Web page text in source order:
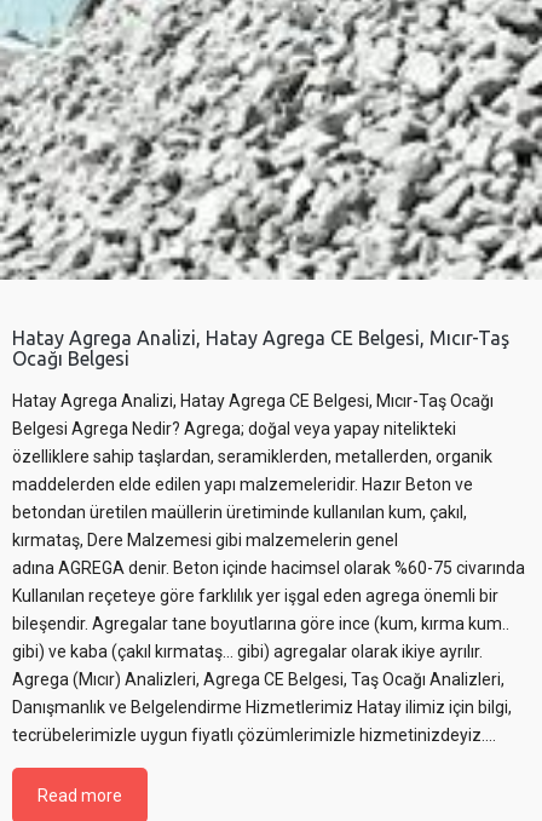
Hatay Agrega Analizi, Hatay Agrega CE Belgesi, Mıcır-Taş
Ocağı Belgesi
Hatay Agrega Analizi, Hatay Agrega CE Belgesi, Mıcır-Taş Ocağı
Belgesi Agrega Nedir? Agrega; doğal veya yapay nitelikteki
özelliklere sahip taşlardan, seramiklerden, metallerden, organik
maddelerden elde edilen yapı malzemeleridir. Hazır Beton ve
betondan üretilen maüllerin üretiminde kullanılan kum, çakıl,
kırmataş, Dere Malzemesi gibi malzemelerin genel
adına AGREGA denir. Beton içinde hacimsel olarak %60-75 civarında
Kullanılan reçeteye göre farklılık yer işgal eden agrega önemli bir
bileşendir. Agregalar tane boyutlarına göre ince (kum, kırma kum..
gibi) ve kaba (çakıl kırmataş… gibi) agregalar olarak ikiye ayrılır.
Agrega (Mıcır) Analizleri, Agrega CE Belgesi, Taş Ocağı Analizleri,
Danışmanlık ve Belgelendirme Hizmetlerimiz Hatay ilimiz için bilgi,
tecrübelerimizle uygun fiyatlı çözümlerimizle hizmetinizdeyiz....
Read more